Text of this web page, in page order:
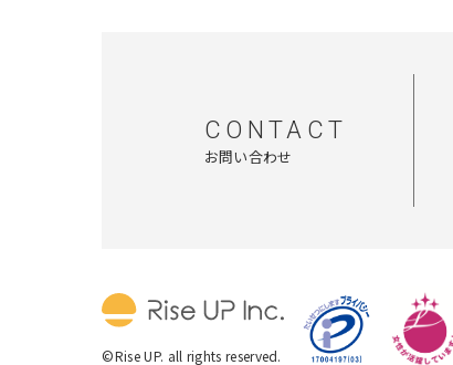
CONTACT
お問い合わせ
©Rise UP. all rights reserved.